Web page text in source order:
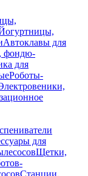
Автоклавы для
фондю-
для
Роботы-
для
Щетки,
Станции,